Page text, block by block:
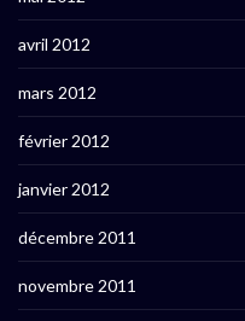
avril 2012
mars 2012
février 2012
janvier 2012
décembre 2011
novembre 2011